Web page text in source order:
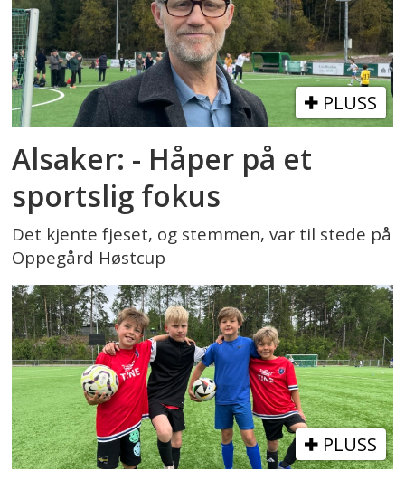
PLUSS
Alsaker: - Håper på et
sportslig fokus
Det kjente fjeset, og stemmen, var til stede på
Oppegård Høstcup
PLUSS